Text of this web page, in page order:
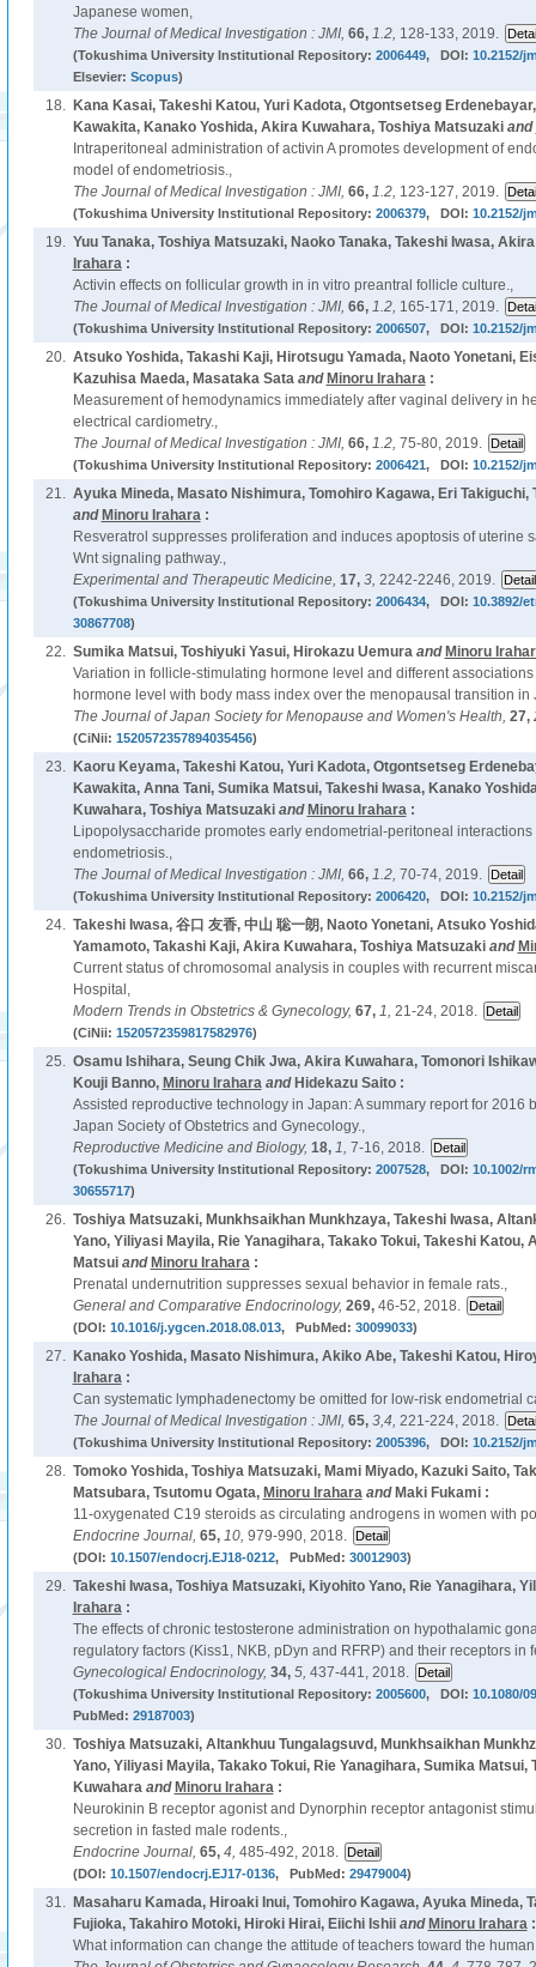
Japanese women,
The Journal of Medical Investigation : JMI, 66, 1.2, 128-133, 2019.
(Tokushima University Institutional Repository: 2006449, DOI: 10.2152/
Elsevier: Scopus)
18.
Kana Kasai, Takeshi Katou, Yuri Kadota, Otgontsetseg
Kawakita, Kanako Yoshida, Akira Kuwahara, Toshiya Matsuzakiand
Intraperitoneal administration of activin A promotes development of
model of endometriosis.,
The Journal of Medical Investigation : JMI, 66, 1.2, 123-127, 2019.
(Tokushima University Institutional Repository: 2006379, DOI: 10.2152/
19. Yuu Tanaka, Toshiya Matsuzaki, Naoko Tanaka, Takeshi Iwasa,
Irahara:
Activin effects on follicular growth in in vitro preantral follicle culture.,
The Journal of Medical Investigation : JMI, 66, 1.2, 165-171, 2019.
(Tokushima University Institutional Repository: 2006507, DOI: 10.2152/
20. Atsuko Yoshida, Takashi Kaji, Hirotsugu Yamada, Naoto Yonetani,
Kazuhisa Maeda, Masataka Sataand Minoru Irahara:
Measurement of hemodynamics immediately after vaginal delivery in
electrical cardiometry.,
The Journal of Medical Investigation : JMI, 66, 1.2, 75-80, 2019.
(Tokushima University Institutional Repository: 2006421, DOI: 10.2152/
21. Ayuka Mineda, Masato Nishimura, Tomohiro Kagawa, Eri
and Minoru Irahara:
Resveratrol suppresses proliferation and induces apoptosis of uterine
Wnt signaling pathway.,
Experimental and Therapeutic Medicine, 17, 3, 2242-2246, 2019.
(Tokushima University Institutional Repository: 2006434, DOI: 10.3892/
30867708)
22. Sumika Matsui, Toshiyuki Yasui, Hirokazu Uemuraand Minoru
Variation in follicle-stimulating hormone level and different
hormone level with body mass index over the menopausal transition in
The Journal of Japan Society for Menopause and Women's Health, 27,
(CiNii: 1520572357894035456)
23.
Kaoru Keyama, Takeshi Katou, Yuri Kadota, Otgontsetseg
Kawakita, Anna Tani, Sumika Matsui, Takeshi Iwasa, Kanako
Kuwahara, Toshiya Matsuzakiand Minoru Irahara:
Lipopolysaccharide promotes early endometrial-peritoneal
endometriosis.,
The Journal of Medical Investigation : JMI, 66, 1.2, 70-74, 2019.
(Tokushima University Institutional Repository: 2006420, DOI: 10.2152/
24. Takeshi Iwasa, 谷口 友香, 中山 聡一朗, Naoto Yonetani, Atsuko
Yamamoto, Takashi Kaji, Akira Kuwahara, Toshiya Matsuzakiand
Current status of chromosomal analysis in couples with recurrent
Hospital,
Modern Trends in Obstetrics & Gynecology, 67, 1, 21-24, 2018.
(CiNii: 1520572359817582976)
25. Osamu Ishihara, Seung Chik Jwa, Akira Kuwahara, Tomonori
Kouji Banno, Minoru Iraharaand Hidekazu Saito :
Assisted reproductive technology in Japan: A summary report for 2016
Japan Society of Obstetrics and Gynecology.,
Reproductive Medicine and Biology, 18, 1, 7-16, 2018.
(Tokushima University Institutional Repository: 2007528, DOI: 10.1002/
30655717)
26. Toshiya Matsuzaki, Munkhsaikhan Munkhzaya, Takeshi Iwasa,
Yano, Yiliyasi Mayila, Rie Yanagihara, Takako Tokui, Takeshi Katou,
Matsuiand Minoru Irahara:
Prenatal undernutrition suppresses sexual behavior in female rats.,
General and Comparative Endocrinology, 269, 46-52, 2018.
(DOI: 10.1016/j.ygcen.2018.08.013, PubMed: 30099033)
27.
Kanako Yoshida, Masato Nishimura, Akiko Abe, Takeshi Katou,
Irahara:
Can systematic lymphadenectomy be omitted for low-risk endometrial
The Journal of Medical Investigation : JMI, 65, 3,4, 221-224, 2018.
(Tokushima University Institutional Repository: 2005396, DOI: 10.2152/
28. Tomoko Yoshida, Toshiya Matsuzaki, Mami Miyado, Kazuki Saito,
Matsubara, Tsutomu Ogata, Minoru Iraharaand Maki Fukami :
11-oxygenated C19 steroids as circulating androgens in women with
Endocrine Journal, 65, 10, 979-990, 2018.
(DOI: 10.1507/endocrj.EJ18-0212, PubMed: 30012903)
29. Takeshi Iwasa, Toshiya Matsuzaki, Kiyohito Yano, Rie Yanagihara,
Irahara:
The effects of chronic testosterone administration on hypothalamic
regulatory factors (Kiss1, NKB, pDyn and RFRP) and their receptors in
Gynecological Endocrinology, 34, 5, 437-441, 2018.
(Tokushima University Institutional Repository: 2005600, DOI: 10.1080/
PubMed: 29187003)
30. Toshiya Matsuzaki, Altankhuu Tungalagsuvd, Munkhsaikhan
Yano, Yiliyasi Mayila, Takako Tokui, Rie Yanagihara, Sumika Matsui,
Kuwaharaand Minoru Irahara:
Neurokinin B receptor agonist and Dynorphin receptor antagonist
secretion in fasted male rodents.,
Endocrine Journal, 65, 4, 485-492, 2018.
(DOI: 10.1507/endocrj.EJ17-0136, PubMed: 29479004)
31.
Masaharu Kamada, Hiroaki Inui, Tomohiro Kagawa, Ayuka Mineda,
Fujioka, Takahiro Motoki, Hiroki Hirai, Eiichi Ishiiand Minoru Irahara:
What information can change the attitude of teachers toward the